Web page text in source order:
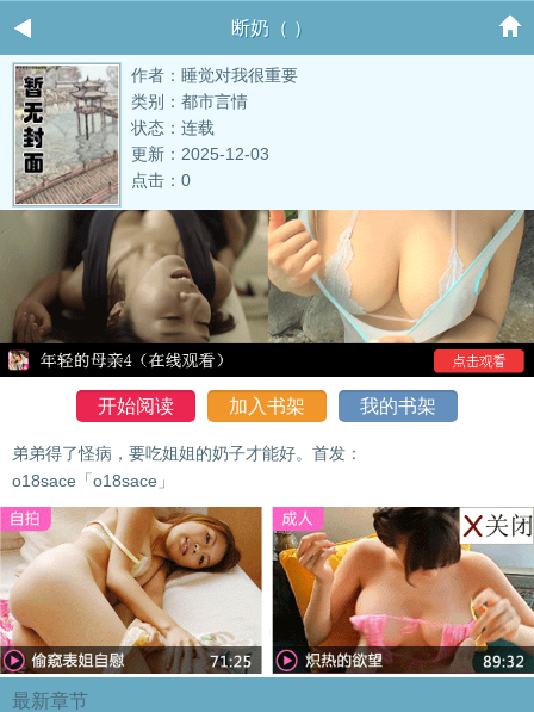
断奶（ ）
作者：睡觉对我很重要
类别：都市言情
状态：连载
更新：2025-12-03
点击：0
开始阅读 加入书架 我的书架
弟弟得了怪病，要吃姐姐的奶子才能好。首发：
o18sace「o18sace」
最新章节